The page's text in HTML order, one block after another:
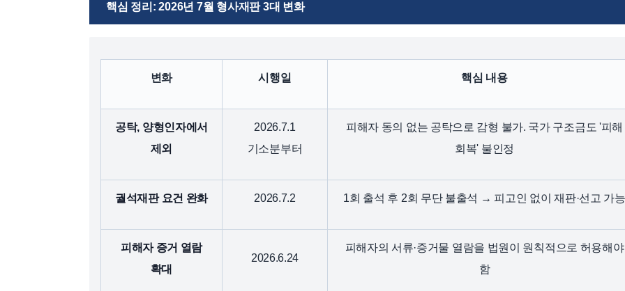
핵심 정리: 2026년 7월 형사재판 3대 변화
변화 시행일 핵심 내용
공탁, 양형인자에서
제외
2026.7.1
기소분부터
피해자 동의 없는 공탁으로 감형 불가. 국가 구조금도 '피해
회복' 불인정
궐석재판 요건 완화 2026.7.2 1회 출석 후 2회 무단 불출석 → 피고인 없이 재판·선고 가능
피해자 증거 열람
확대
2026.6.24
피해자의 서류·증거물 열람을 법원이 원칙적으로 허용해야
함